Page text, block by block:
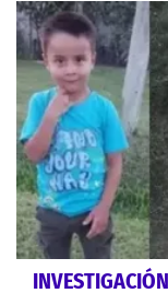
INVESTIGACIÓN